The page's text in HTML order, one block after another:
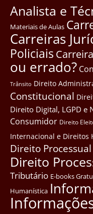
Analista e
Materiais de Aulas
Carreiras
Policiais
ou errado?
Trânsito Direito
Constitucional
Direito Digital, LGPD e
Consumidor Direito
Internacional e Direitos
Direito Processual
Direito
Tributário E-books
Humanística